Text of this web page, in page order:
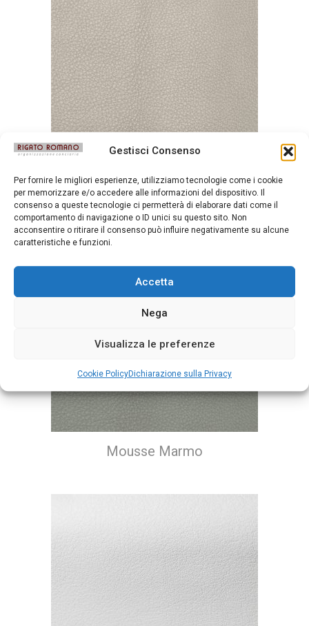
Gestisci Consenso
Per fornire le migliori esperienze, utilizziamo tecnologie come i cookie
per memorizzare e/o accedere alle informazioni del dispositivo. Il
consenso a queste tecnologie ci permetterà di elaborare dati come il
comportamento di navigazione o ID unici su questo sito. Non
acconsentire o ritirare il consenso può influire negativamente su alcune
caratteristiche e funzioni.
Accetta
Nega
Visualizza le preferenze
Cookie PolicyDichiarazione sulla Privacy
Mousse Latte Macchiato
Mousse Marmo